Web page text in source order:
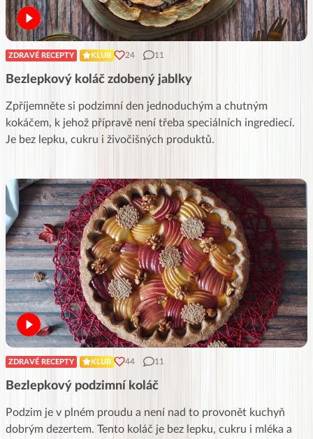
ZDRAVÉ RECEPTY KLUB 24 11
Bezlepkový koláč zdobený jablky
Zpříjemněte si podzimní den jednoduchým a chutným
kokáčem, k jehož přípravě není třeba speciálních ingrediecí.
Je bez lepku, cukru i živočišných produktů.
ZDRAVÉ RECEPTY KLUB 44 11
Bezlepkový podzimní koláč
Podzim je v plném proudu a není nad to provonět kuchyň
dobrým dezertem. Tento koláč je bez lepku, cukru i mléka a